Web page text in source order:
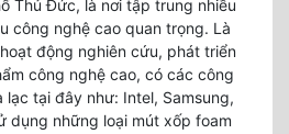
Thủ Đức, là nơi tập trung nhiều
công nghệ cao quan trọng. Là
động nghiên cứu, phát triển
công nghệ cao, có các công
tại đây như: Intel, Samsung,
dụng những loại mút xốp foam